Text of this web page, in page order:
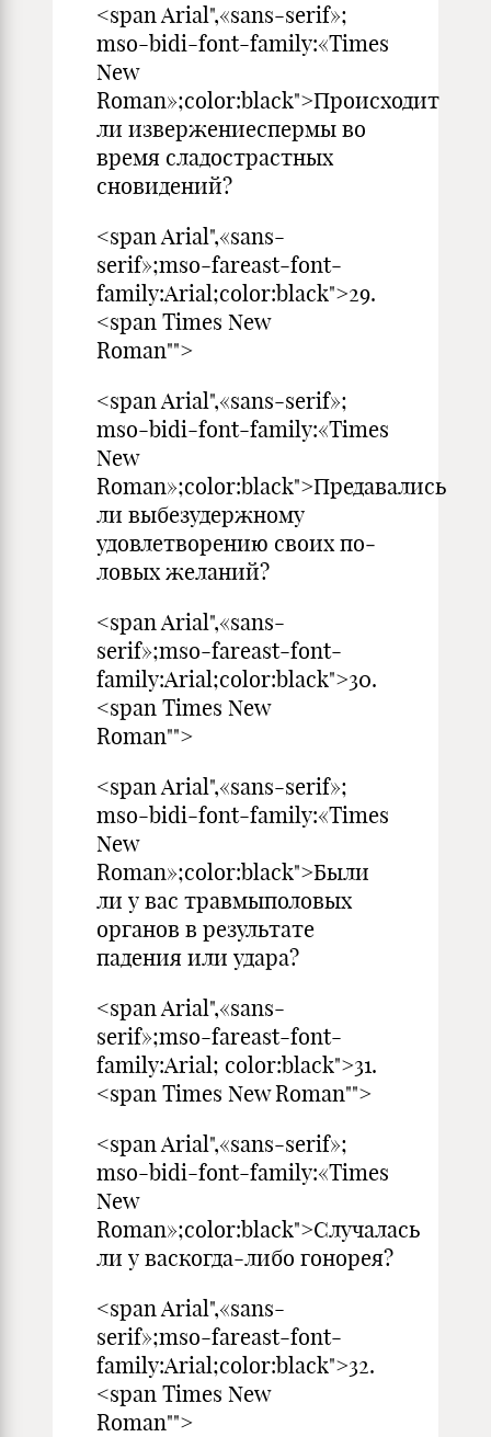
<span Arial",«sans-serif»;
mso-bidi-font-family:«Times
New
Roman»;color:black">Происходит
ли извержениеспермы во
время сладострастных
сновидений?
<span Arial",«sans-
serif»;mso-fareast-font-
family:Arial;color:black">29.
<span Times New
Roman"">
<span Arial",«sans-serif»;
mso-bidi-font-family:«Times
New
Roman»;color:black">Предавались
ли выбезудержному
удовлетворению своих по­
ловых жела­ний?
<span Arial",«sans-
serif»;mso-fareast-font-
family:Arial;color:black">30.
<span Times New
Roman"">
<span Arial",«sans-serif»;
mso-bidi-font-family:«Times
New
Roman»;color:black">Были
ли у вас травмыполовых
органов в результате
падения или удара?
<span Arial",«sans-
serif»;mso-fareast-font-
family:Arial; color:black">31.
<span Times New Roman"">
<span Arial",«sans-serif»;
mso-bidi-font-family:«Times
New
Roman»;color:black">Случалась
ли у васкогда-либо гонорея?
<span Arial",«sans-
serif»;mso-fareast-font-
family:Arial;color:black">32.
<span Times New
Roman"">